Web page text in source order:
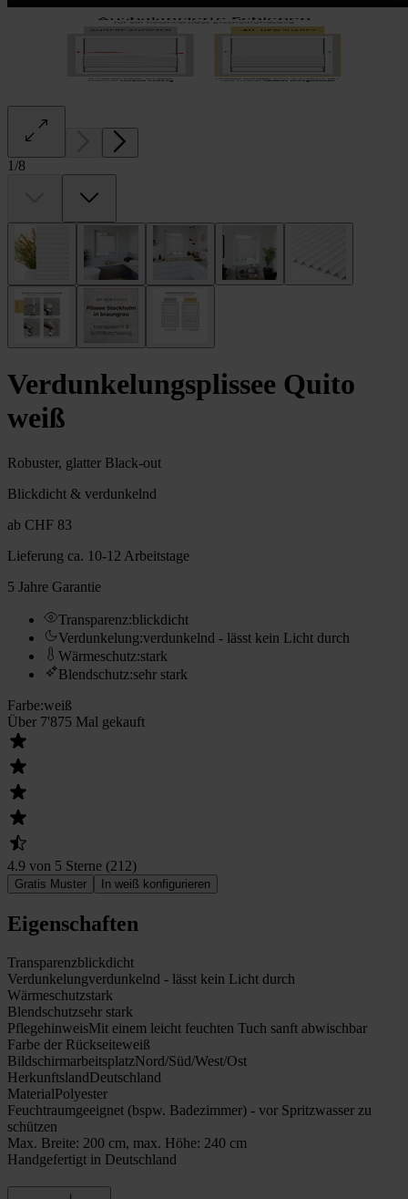
1/8
Verdunkelungs­plissee Quito
weiß
Robuster, glatter Black-out
Blickdicht & verdunkelnd
ab CHF 83
Lieferung ca. 10-12 Arbeitstage
5 Jahre Garantie
Transparenz:blickdicht
Verdunkelung:verdunkelnd - lässt kein Licht durch
Wärmeschutz:stark
Blendschutz:sehr stark
Farbe:weiß
Über 7'875 Mal gekauft
4.9 von 5 Sterne (212)
Gratis Muster In weiß konfigurieren
Eigenschaften
Transparenzblickdicht
Verdunkelungverdunkelnd - lässt kein Licht durch
Wärmeschutzstark
Blendschutzsehr stark
PflegehinweisMit einem leicht feuchten Tuch sanft abwischbar
Farbe der Rückseiteweiß
BildschirmarbeitsplatzNord/Süd/West/Ost
HerkunftslandDeutschland
MaterialPolyester
Feuchtraumgeeignet (bspw. Badezimmer) - vor Spritzwasser zu
schützen
Max. Breite: 200 cm, max. Höhe: 240 cm
Handgefertigt in Deutschland